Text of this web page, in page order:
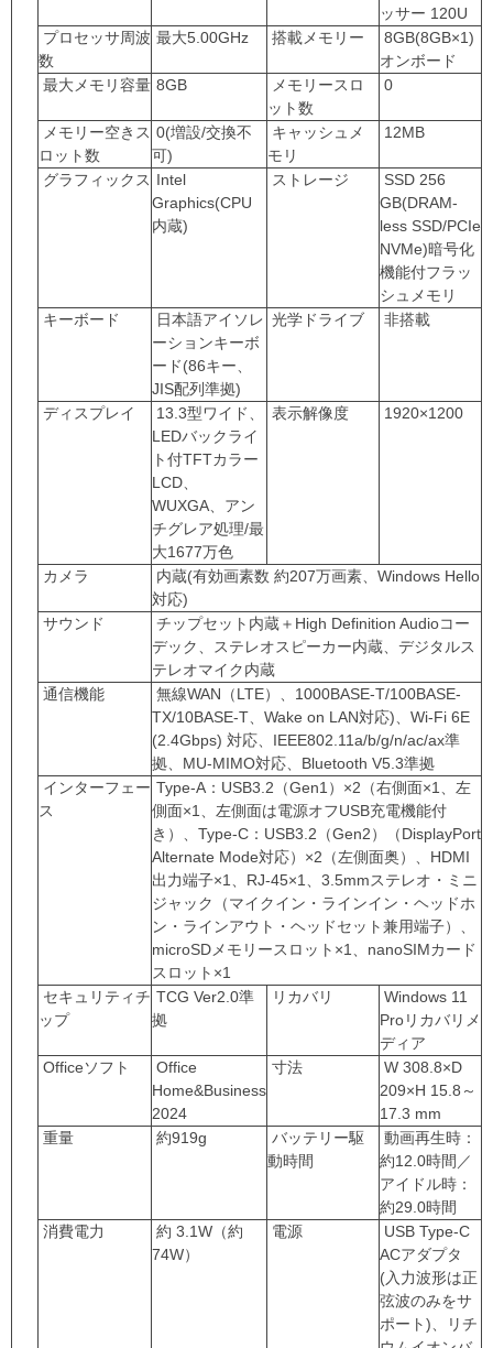
ッサー 120U
プロセッサ周波
数
最大5.00GHz 搭載メモリー
8GB(8GB×1)
オンボード
最大メモリ容量 8GB
メモリースロ
ット数
0
メモリー空きス
ロット数
0(増設/交換不
可)
キャッシュメ
モリ
12MB
グラフィックス Intel
Graphics(CPU
内蔵)
ストレージ
SSD 256
GB(DRAM-
less SSD/PCIe
NVMe)暗号化
機能付フラッ
シュメモリ
キーボード
日本語アイソレ
ーションキーボ
ード(86キー、
JIS配列準拠)
光学ドライブ 非搭載
ディスプレイ
13.3型ワイド、
LEDバックライ
ト付TFTカラー
LCD、
WUXGA、アン
チグレア処理/最
大1677万色
表示解像度 1920×1200
カメラ
内蔵(有効画素数 約207万画素、Windows Hello
対応)
サウンド
チップセット内蔵＋High Definition Audioコー
デック、ステレオスピーカー内蔵、デジタルス
テレオマイク内蔵
通信機能
無線WAN（LTE）、1000BASE-T/100BASE-
TX/10BASE-T、Wake on LAN対応)、Wi-Fi 6E
(2.4Gbps) 対応、IEEE802.11a/b/g/n/ac/ax準
拠、MU-MIMO対応、Bluetooth V5.3準拠
インターフェー
ス
Type-A：USB3.2（Gen1）×2（右側面×1、左
側面×1、左側面は電源オフUSB充電機能付
き）、Type-C：USB3.2（Gen2）（DisplayPort
Alternate Mode対応）×2（左側面奥）、HDMI
出力端子×1、RJ-45×1、3.5mmステレオ・ミニ
ジャック（マイクイン・ラインイン・ヘッドホ
ン・ラインアウト・ヘッドセット兼用端子）、
microSDメモリースロット×1、nanoSIMカード
スロット×1
セキュリティチ
ップ
TCG Ver2.0準
拠
リカバリ
Windows 11
Proリカバリメ
ディア
Officeソフト
Office
Home&Business
2024
寸法
W 308.8×D
209×H 15.8～
17.3 mm
重量
約919g
バッテリー駆
動時間
動画再生時：
約12.0時間／
アイドル時：
約29.0時間
消費電力
約 3.1W（約
74W）
電源
USB Type-C
ACアダプタ
(入力波形は正
弦波のみをサ
ポート)、リチ